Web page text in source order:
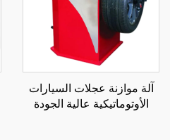
آلة موازنة عجلات السيارات
الأوتوماتيكية عالية الجودة